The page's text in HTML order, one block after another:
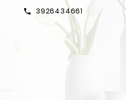
call 3926434661